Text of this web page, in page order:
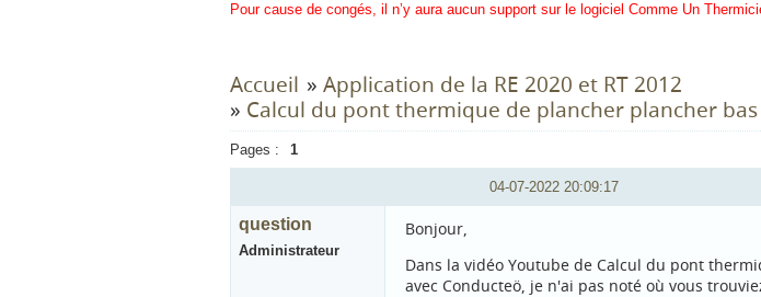
Pour cause de congés, il n’y aura aucun support sur le logiciel Comme Un
Accueil »Application de la RE 2020 et RT 2012
» Calcul du pont thermique de plancher plancher
Pages : 1
04-07-2022 20:09:17
question
Administrateur
Bonjour,
Dans la vidéo Youtube de Calcul du pont
avec Conducteö, je n'ai pas noté où vous